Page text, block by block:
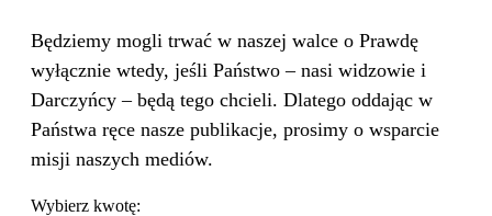
Będziemy mogli trwać w naszej walce o Prawdę
wyłącznie wtedy, jeśli Państwo – nasi widzowie i
Darczyńcy – będą tego chcieli. Dlatego oddając w
Państwa ręce nasze publikacje, prosimy o wsparcie
misji naszych mediów.
Wybierz kwotę: